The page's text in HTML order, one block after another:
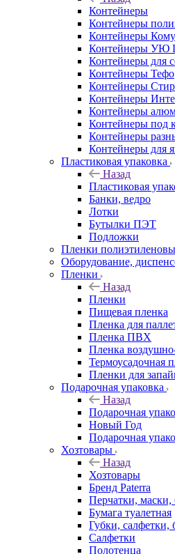
Контейнеры
Контейнеры
Контейнеры
Контейнеры УЮ
Контейнеры для
Контейнеры Тефо
Контейнеры
Контейнеры
Контейнеры
Контейнеры под
Контейнеры
Контейнеры для
Пластиковая упаковка
Назад
Пластиковая
Банки, ведро
Лотки
Бутылки ПЭТ
Подложки
Пленки
Оборудование,
Пленки
Назад
Пленки
Пищевая пленка
Пленка для
Пленка ПВХ
Пленка
Термоусадочная
Пленки для
Подарочная упаковка
Назад
Подарочная
Новый Год
Подарочная
Хозтовары
Назад
Хозтовары
Бренд Paterra
Перчатки,
Бумага туалетная
Губки, салфетки,
Салфетки
Полотенца